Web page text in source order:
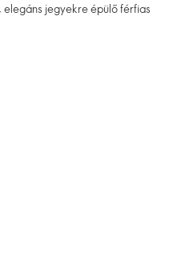
elegáns jegyekre épülő férfias